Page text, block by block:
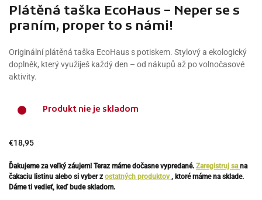
Plátěná taška EcoHaus – Neper se s
praním, proper to s námi!
Originální plátěná taška EcoHaus s potiskem. Stylový a ekologický
doplněk, který využiješ každý den – od nákupů až po volnočasové
aktivity.
Produkt nie je skladom
€18,95
Ďakujeme za veľký záujem! Teraz máme dočasne vypredané. Zaregistruj sana
čakaciu listinu alebo si vyber zostatných produktov, ktoré máme na sklade.
Dáme ti vedieť, keď bude skladom.